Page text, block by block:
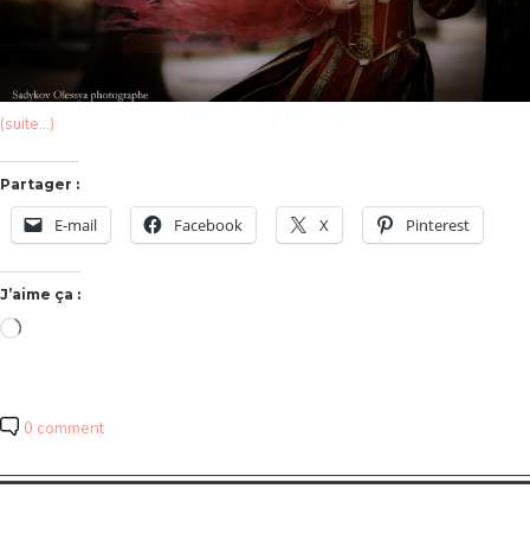
(suite…)
Partager :
E-mail Facebook X Pinterest
J’aime ça :
Chargement…
0 comment